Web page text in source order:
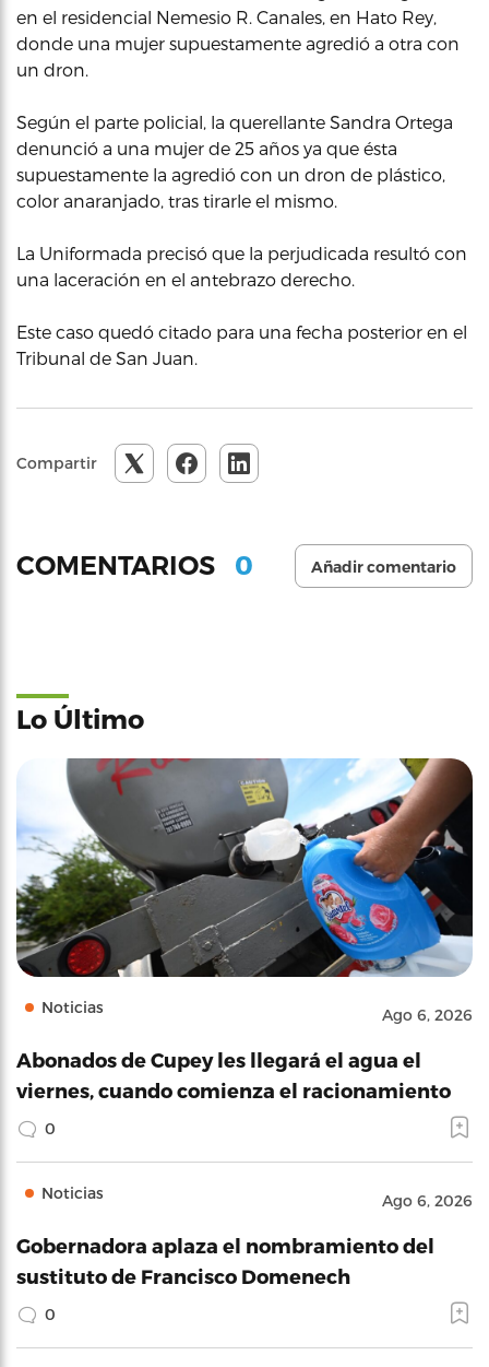
en el residencial Nemesio R. Canales, en Hato Rey,
donde una mujer supuestamente agredió a otra con
un dron.
Según el parte policial, la querellante Sandra Ortega
denunció a una mujer de 25 años ya que ésta
supuestamente la agredió con un dron de plástico,
color anaranjado, tras tirarle el mismo.
La Uniformada precisó que la perjudicada resultó con
una laceración en el antebrazo derecho.
Este caso quedó citado para una fecha posterior en el
Tribunal de San Juan.
Compartir
COMENTARIOS 0 Añadir comentario
Lo Último
Noticias Ago 6, 2026
Abonados de Cupey les llegará el agua el
viernes, cuando comienza el racionamiento
0
Noticias Ago 6, 2026
Gobernadora aplaza el nombramiento del
sustituto de Francisco Domenech
0